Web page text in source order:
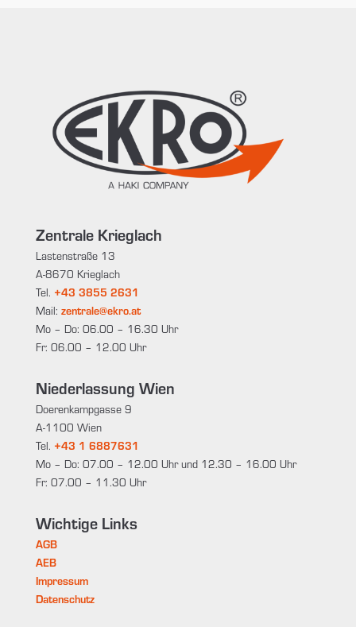
Zentrale Krieglach
Lastenstraße 13
A-8670 Krieglach
Tel. +43 3855 2631
Mail: zentrale@ekro.at
Mo – Do: 06.00 – 16.30 Uhr
Fr: 06.00 – 12.00 Uhr
Niederlassung Wien
Doerenkampgasse 9
A-1100 Wien
Tel. +43 1 6887631
Mo – Do: 07.00 – 12.00 Uhr und 12.30 – 16.00 Uhr
Fr: 07.00 – 11.30 Uhr
Wichtige Links
AGB
AEB
Impressum
Datenschutz